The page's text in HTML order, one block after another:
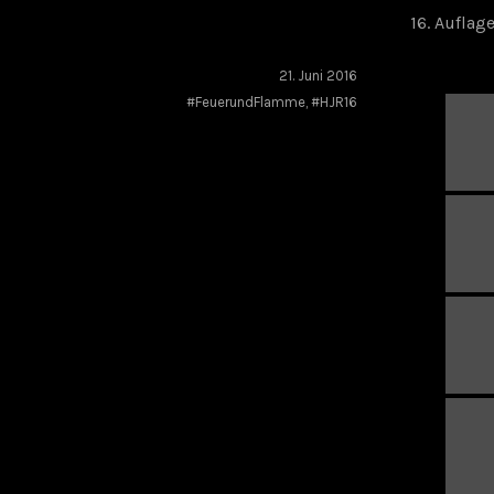
16. Auflage
21. Juni 2016
#FeuerundFlamme, #HJR16